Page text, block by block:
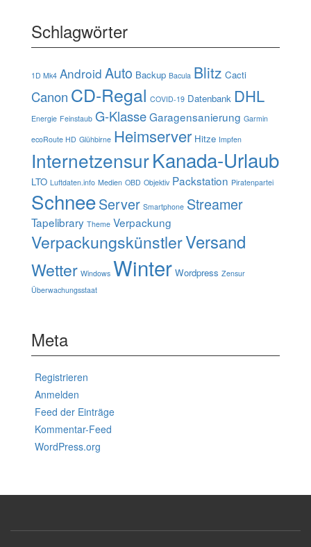
Schlagwörter
1D Mk4 Android Auto Backup Bacula Blitz Cacti
Canon CD-Regal COVID-19 Datenbank DHL
Energie Feinstaub G-KlasseGaragensanierung Garmin
ecoRoute HD Glühbirne Heimserver Hitze Impfen
InternetzensurKanada-Urlaub
LTO Luftdaten.info Medien OBD Objektiv Packstation Piratenpartei
SchneeServer Smartphone Streamer
Tapelibrary Theme Verpackung
VerpackungskünstlerVersand
Wetter Windows Winter Wordpress Zensur
Überwachungsstaat
Meta
Registrieren
Anmelden
Feed der Einträge
Kommentar-Feed
WordPress.org